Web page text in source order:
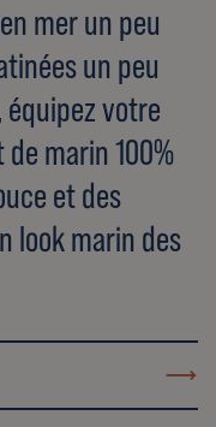
mer un peu
un peu
votre
marin 100%
et des
look marin des